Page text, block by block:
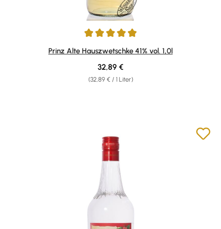
Durchschnittliche Bewertung von 4.93 von 5 Sternen
Prinz Alte Hauszwetschke 41% vol. 1,0l
(32,89 € / 1 Liter)
Regulärer Preis:
32,89 €